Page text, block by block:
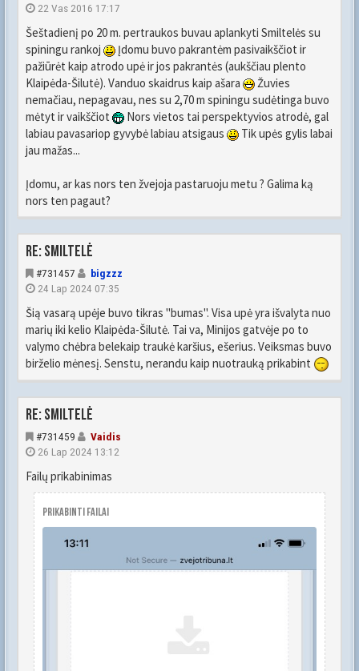
22 Vas 2016 17:17
Šeštadienį po 20 m. pertraukos buvau aplankyti Smiltelės su
spiningu rankoj
Įdomu buvo pakrantėm pasivaikščiot ir
pažiūrėt kaip atrodo upė ir jos pakrantės (aukščiau plento
Klaipėda-Šilutė). Vanduo skaidrus kaip ašara
Žuvies
nemačiau, nepagavau, nes su 2,70 m spiningu sudėtinga buvo
mėtyt ir vaikščiot
Nors vietos tai perspektyvios atrodė, gal
labiau pavasariop gyvybė labiau atsigaus
Tik upės gylis labai
jau mažas...
Įdomu, ar kas nors ten žvejoja pastaruoju metu ? Galima ką
nors ten pagaut?
Re: Smiltelė
#731457
bigzzz
24 Lap 2024 07:35
Šią vasarą upėje buvo tikras "bumas". Visa upė yra išvalyta nuo
marių iki kelio Klaipėda-Šilutė. Tai va, Minijos gatvėje po to
valymo chėbra belekaip traukė karšius, ešerius. Veiksmas buvo
birželio mėnesį. Senstu, nerandu kaip nuotrauką prikabint
Re: Smiltelė
#731459
Vaidis
26 Lap 2024 13:12
Failų prikabinimas
Prikabinti failai